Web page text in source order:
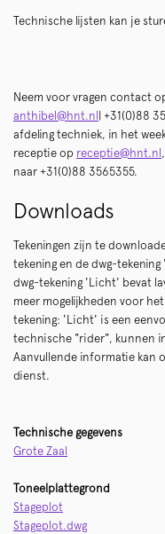
Technische lijsten kan je
Neem voor vragen contact
anthibel@hnt.nl| +31(0)88
afdeling techniek, in het
receptie op receptie@hnt.nl
naar +31(0)88 3565355.
Downloads
Tekeningen zijn te
tekening en de dwg-
dwg-tekening 'Licht' bevat
meer mogelijkheden voor
tekening: 'Licht' is een
technische "rider", kunnen
Aanvullende informatie kan
dienst.
Technische gegevens
Grote Zaal
Toneelplattegrond
Stageplot
Stageplot.dwg